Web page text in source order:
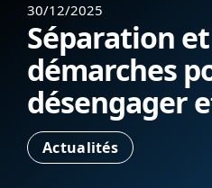
30/12/2025
Séparation
démarches
désengager
Actualités